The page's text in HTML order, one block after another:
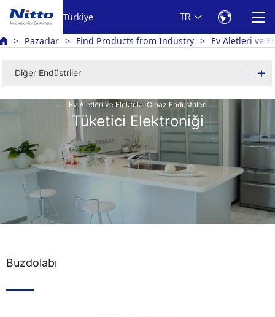
Türkiye TR
Pazarlar Find Products from Industry Ev Aletleri ve
Diğer Endüstriler
Ev Aletleri ve Elektrikli Cihaz Endüstrileri
Tüketici Elektroniği
Buzdolabı